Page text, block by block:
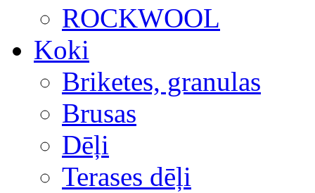
ROCKWOOL
Koki
Briketes, granulas
Brusas
Dēļi
Terases dēļi